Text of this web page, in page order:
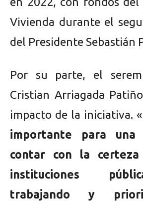
Vivienda durante el
del Presidente Sebastián
Por su parte, el
Cristian Arriagada
impacto de la iniciativa. «
importante para una
contar con la
instituciones
trabajando y